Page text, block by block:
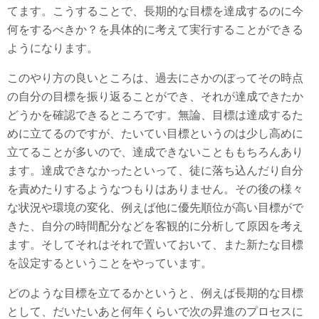
てます。こうすることで、長期的な目標を達成するのに今
何をするべきか？を具体的に考えて実行することができる
ようになります。
このやり方の良いところは、過去にさかのぼってその時点
の自分の目標を振り返ることができ、それが達成できたか
どうかを確認できるところです。無論、目標は達成するた
めに立てるのですが、たいてい目標というのは少し高めに
立てることが多いので、達成できないことももちろんあり
ます。達成できなかったといって、徒に落ち込んだり自分
を責めたりするようなつもりはありません。その後の様々
な状況や環境の変化、例えば他に優先順位が高い目標がで
きた、自分の時間配分などを客観的に分析して原因を考え
ます。そしてそれはそれで置いておいて、また新たな目標
を設定するということをやっています。
どのような目標を立てるかというと、例えば長期的な目標
として、だいたいあと何年くらいで次の昇進のプロセスに